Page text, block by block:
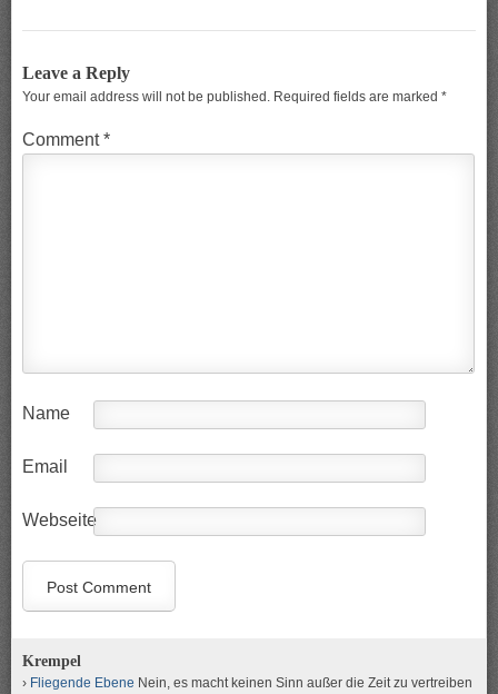
Leave a Reply
Your email address will not be published. Required fields are marked *
Comment*
Name
Email
Webseite
Krempel
Fliegende Ebene Nein, es macht keinen Sinn außer die Zeit zu vertreiben